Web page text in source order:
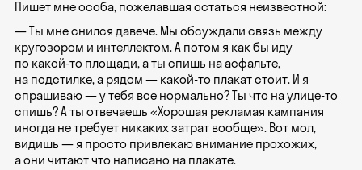
Пишет мне особа, пожелавшая остаться неизвестной:
— Ты мне снился давече. Мы обсуждали связь между
кругозором и интеллектом. А потом я как бы иду
по какой-то площади, а ты спишь на асфальте,
на подстилке, а рядом — какой-то плакат стоит. И я
спрашиваю — у тебя все нормально? Ты что на улице-то
спишь? А ты отвечаешь «Хорошая рекламая кампания
иногда не требует никаких затрат вообще». Вот мол,
видишь — я просто привлекаю внимание прохожих,
а они читают что написано на плакате.